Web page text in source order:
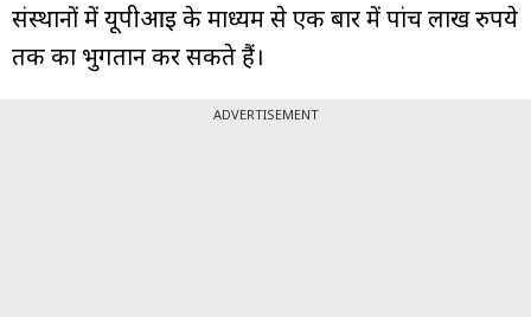
संस्‍थानों में यूपीआई के माध्‍यम से एक बार में पांच लाख रुपये
तक का भुगतान कर सकते हैं।
ADVERTISEMENT